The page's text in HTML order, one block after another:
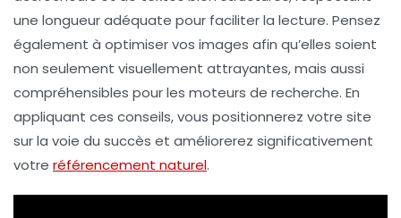
une longueur adéquate pour faciliter la lecture. Pensez
également à optimiser vos images afin qu’elles soient
non seulement visuellement attrayantes, mais aussi
compréhensibles pour les moteurs de recherche. En
appliquant ces conseils, vous positionnerez votre site
sur la voie du succès et améliorerez significativement
votre référencement naturel.